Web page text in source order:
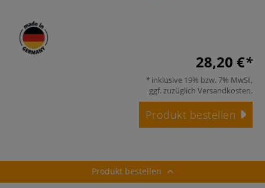
28,20 €
inklusive 19% bzw. 7% MwSt,
ggf. zuzüglich Versandkosten.
Produkt bestellen
Produkt bestellen